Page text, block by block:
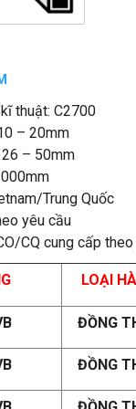
thuật: C2700
– 20mm
26 – 50mm
Trung Quốc
yêu cầu
CQ cung cấp
LOẠI
ĐỒNG
ĐỒNG